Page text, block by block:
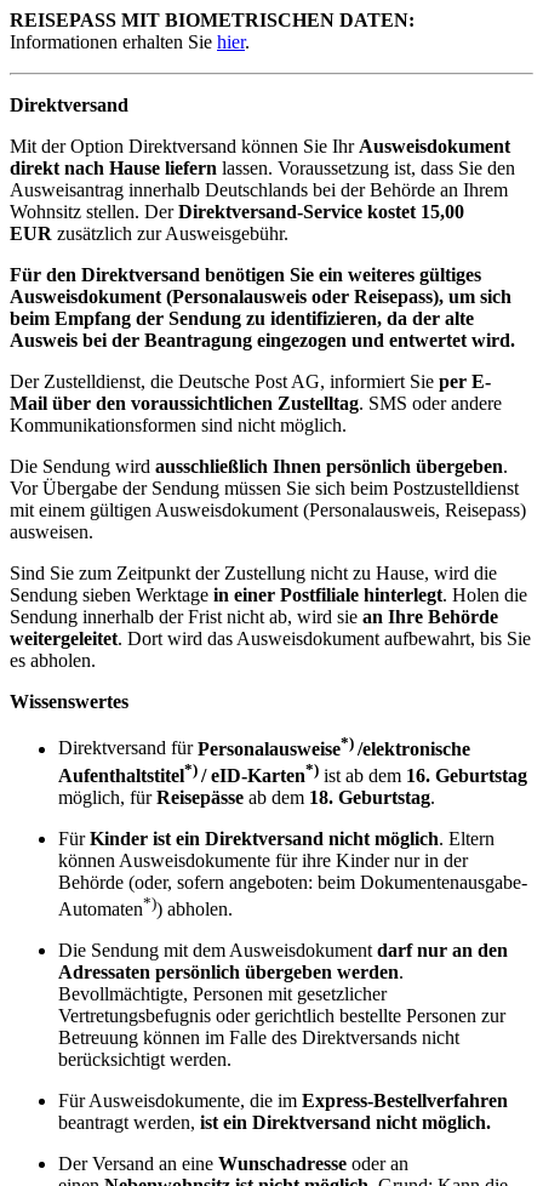
REISEPASS MIT BIOMETRISCHEN DATEN:
Informationen erhalten Sie hier.
Direktversand
Mit der Option Direktversand können Sie Ihr Ausweisdokument
direkt nach Hause liefern lassen. Voraussetzung ist, dass Sie den
Ausweisantrag innerhalb Deutschlands bei der Behörde an Ihrem
Wohnsitz stellen. DerDirektversand-Service kostet 15,00
EUR zusätzlich zur Ausweisgebühr.
Für den Direktversand benötigen Sie ein weiteres gültiges
Ausweisdokument (Personalausweis oder Reisepass), um sich
beim Empfang der Sendung zu identifizieren, da der alte
Ausweis bei der Beantragung eingezogen und entwertet wird.
Der Zustelldienst, die Deutsche Post AG, informiert Sie per E-
Mail über den voraussichtlichen Zustelltag. SMS oder andere
Kommunikationsformen sind nicht möglich.
Die Sendung wird ausschließlich Ihnen persönlich übergeben.
Vor Übergabe der Sendung müssen Sie sich beim Postzustelldienst
mit einem gültigen Ausweisdokument (Personalausweis, Reisepass)
ausweisen.
Sind Sie zum Zeitpunkt der Zustellung nicht zu Hause, wird die
Sendung sieben Werktage in einer Postfiliale hinterlegt. Holen die
Sendung innerhalb der Frist nicht ab, wird sie an Ihre Behörde
weitergeleitet. Dort wird das Ausweisdokument aufbewahrt, bis Sie
es abholen.
Wissenswertes
Direktversand fürPersonalausweise*) /elektronische
Aufenthaltstitel*) / eID-Karten*) ist ab dem 16. Geburtstag
möglich, fürReisepässe ab dem 18. Geburtstag.
FürKinder ist ein Direktversand nicht möglich. Eltern
können Ausweisdokumente für ihre Kinder nur in der
Behörde (oder, sofern angeboten: beim Dokumentenausgabe-
Automaten*)) abholen.
Die Sendung mit dem Ausweisdokument darf nur an den
Adressaten persönlich übergeben werden.
Bevollmächtigte, Personen mit gesetzlicher
Vertretungsbefugnis oder gerichtlich bestellte Personen zur
Betreuung können im Falle des Direktversands nicht
berücksichtigt werden.
Für Ausweisdokumente, die im Express-Bestellverfahren
beantragt werden, ist ein Direktversand nicht möglich.
Der Versand an eine Wunschadresse oder an